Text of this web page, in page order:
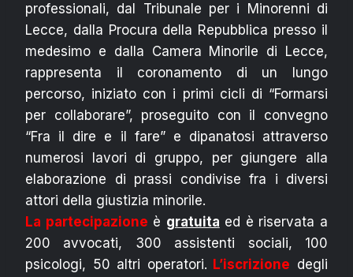
professionali, dal Tribunale per i Minorenni di
Lecce, dalla Procura della Repubblica presso il
medesimo e dalla Camera Minorile di Lecce,
rappresenta il coronamento di un lungo
percorso, iniziato con i primi cicli di “Formarsi
per collaborare”, proseguito con il convegno
“Fra il dire e il fare” e dipanatosi attraverso
numerosi lavori di gruppo, per giungere alla
elaborazione di prassi condivise fra i diversi
attori della giustizia minorile.
La partecipazione è gratuita ed è riservata a
200 avvocati, 300 assistenti sociali, 100
psicologi, 50 altri operatori. L’iscrizione degli